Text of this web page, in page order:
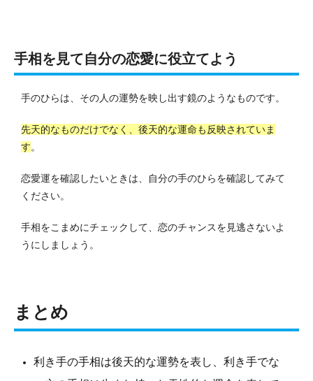
手相を見て自分の恋愛に役立てよう
手のひらは、その人の運勢を映し出す鏡のようなものです。
先天的なものだけでなく、後天的な運命も反映されていま
す。
恋愛運を確認したいときは、自分の手のひらを確認してみて
ください。
手相をこまめにチェックして、恋のチャンスを見逃さないよ
うにしましょう。
まとめ
利き手の手相は後天的な運勢を表し、利き手でな